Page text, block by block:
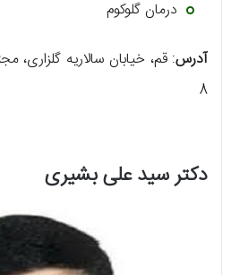
درمان گلوکوم
آدرس: قم، خیابان سالاریه گلزاری،
8
دکتر سید علی بشیری